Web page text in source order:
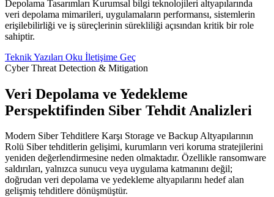
Depolama Tasarımları Kurumsal bilgi teknolojileri altyapılarında
veri depolama mimarileri, uygulamaların performansı, sistemlerin
erişilebilirliği ve iş süreçlerinin sürekliliği açısından kritik bir role
sahiptir.
Teknik Yazıları Oku İletişime Geç
Cyber Threat Detection & Mitigation
Veri Depolama ve Yedekleme
Perspektifinden Siber Tehdit Analizleri
Modern Siber Tehditlere Karşı Storage ve Backup Altyapılarının
Rolü Siber tehditlerin gelişimi, kurumların veri koruma stratejilerini
yeniden değerlendirmesine neden olmaktadır. Özellikle ransomware
saldırıları, yalnızca sunucu veya uygulama katmanını değil;
doğrudan veri depolama ve yedekleme altyapılarını hedef alan
gelişmiş tehditlere dönüşmüştür.